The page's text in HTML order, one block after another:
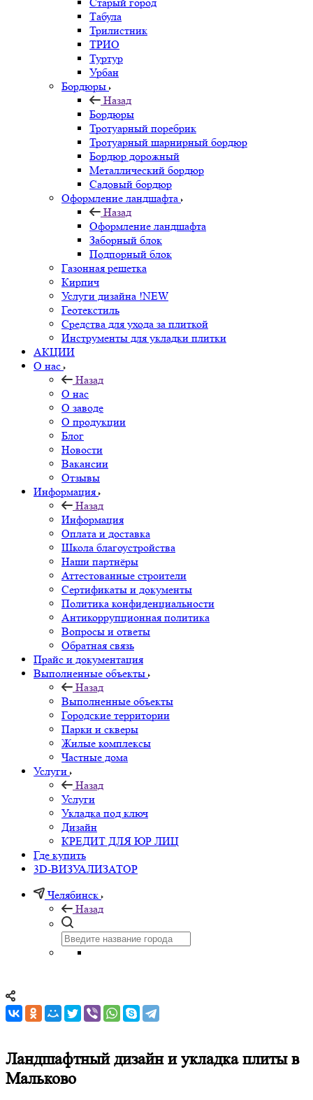
Табула
Трилистник
ТРИО
Туртур
Урбан
Бордюры
Назад
Бордюры
Тротуарный поребрик
Тротуарный шарнирный бордюр
Бордюр дорожный
Металлический бордюр
Садовый бордюр
Оформление ландшафта
Назад
Оформление ландшафта
Заборный блок
Подпорный блок
Газонная решетка
Кирпич
Услуги дизайна !NEW
Геотекстиль
Средства для ухода за плиткой
Инструменты для укладки плитки
АКЦИИ
О нас
Назад
О нас
О заводе
О продукции
Блог
Новости
Вакансии
Отзывы
Информация
Назад
Информация
Оплата и доставка
Школа благоустройства
Наши партнёры
Аттестованные строители
Сертификаты и документы
Политика конфиденциальности
Антикоррупционная политика
Вопросы и ответы
Обратная связь
Прайс и документация
Выполненные объекты
Назад
Выполненные объекты
Городские территории
Парки и скверы
Жилые комплексы
Частные дома
Услуги
Назад
Услуги
Укладка под ключ
Дизайн
КРЕДИТ ДЛЯ ЮР ЛИЦ
Где купить
3D-ВИЗУАЛИЗАТОР
Челябинск
Назад
Ландшафтный дизайн и укладка плиты в
Мальково